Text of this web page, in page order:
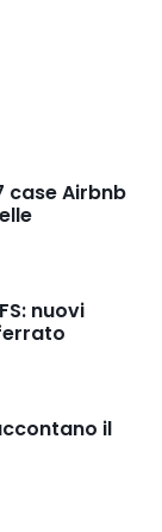
case Airbnb
nuovi
il